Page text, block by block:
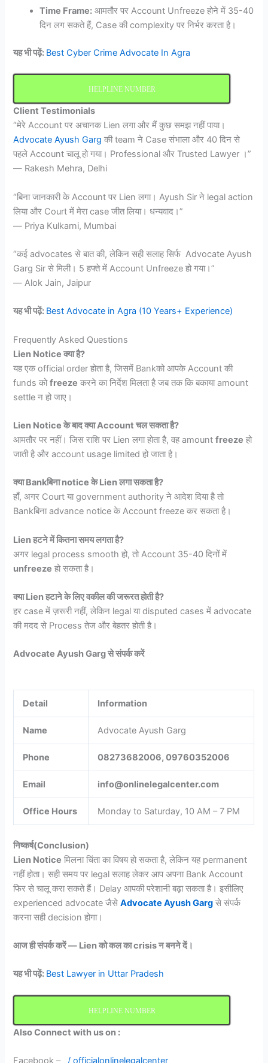
Time Frame: आमतौर पर Account Unfreeze होने में 35-40
दिन लग सकते हैं, Case की complexity पर निर्भर करता है।
यह भी पढ़ें: Best Cyber Crime Advocate In Agra
HELPLINE NUMBER
Client Testimonials
“मेरे Account पर अचानक Lien लगा और मैं कुछ समझ नहीं पाया।
Advocate Ayush Garg की team ने Case संभाला और 40 दिन से
पहले Account चालू हो गया। Professional और Trusted Lawyer ।”
— Rakesh Mehra, Delhi
“बिना जानकारी के Account पर Lien लगा। Ayush Sir ने legal action
लिया और Court में मेरा case जीत लिया। धन्यवाद।”
— Priya Kulkarni, Mumbai
“कई advocates से बात की, लेकिन सही सलाह सिर्फ Advocate Ayush
Garg Sir से मिली। 5 हफ्ते में Account Unfreeze हो गया।”
— Alok Jain, Jaipur
यह भी पढ़ें: Best Advocate in Agra (10 Years+ Experience)
Frequently Asked Questions
Lien Notice क्या है?
यह एक official order होता है, जिसमें Bankको आपके Account की
funds कोfreeze करने का निर्देश मिलता है जब तक कि बकाया amount
settle न हो जाए।
Lien Notice के बाद क्या Account चल सकता है?
आमतौर पर नहीं। जिस राशि पर Lien लगा होता है, वह amountfreeze हो
जाती है और account usage limited हो जाता है।
क्या Bankबिना notice के Lien लगा सकता है?
हाँ, अगर Court या government authority ने आदेश दिया है तो
Bankबिना advance notice के Account freeze कर सकता है।
Lien हटने में कितना समय लगता है?
अगर legal process smooth हो, तो Account 35-40 दिनों में
unfreeze हो सकता है।
क्या Lien हटाने के लिए वकील की जरूरत होती है?
हर case में ज़रूरी नहीं, लेकिन legal या disputed cases में advocate
की मदद से Process तेज और बेहतर होती है।
Advocate Ayush Garg से संपर्क करें
Detail Information
Name Advocate Ayush Garg
Phone 08273682006, 09760352006
Email info@onlinelegalcenter.com
Office Hours Monday to Saturday, 10 AM – 7 PM
निष्कर्ष(Conclusion)
Lien Notice मिलना चिंता का विषय हो सकता है, लेकिन यह permanent
नहीं होता। सही समय पर legal सलाह लेकर आप अपना Bank Account
फिर से चालू करा सकते हैं। Delay आपकी परेशानी बढ़ा सकता है। इसीलिए
experienced advocate जैसेAdvocate Ayush Garg से संपर्क
करना सही decision होगा।
आज ही संपर्क करें — Lien को कल का crisis न बनने दें।
यह भी पढ़ें: Best Lawyer in Uttar Pradesh
HELPLINE NUMBER
Also Connect with us on :
Facebook –
/ officialonlinelegalcenter